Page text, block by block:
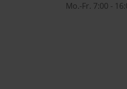
Mo.-Fr. 7:00 -